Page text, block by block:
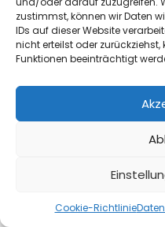
zustimmst, können wir Daten
IDs auf dieser Website
nicht erteilst oder
Funktionen beeinträchtigt
Cookie-Richtlinie